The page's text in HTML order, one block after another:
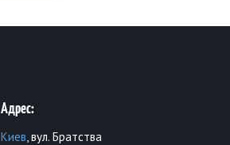
Адрес:
Киев, вул. Братства